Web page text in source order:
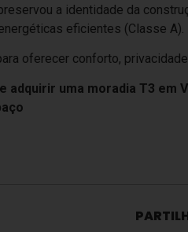
a identidade da
eficientes (Classe A).
oferecer conforto,
adquirir uma moradia T3 em